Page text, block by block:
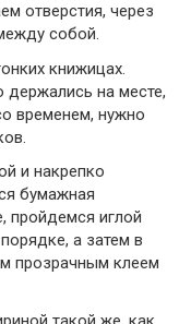
отверстия, через
собой.
книжицах.
на месте,
временем, нужно
и накрепко
бумажная
пройдемся иглой
а затем в
прозрачным клеем